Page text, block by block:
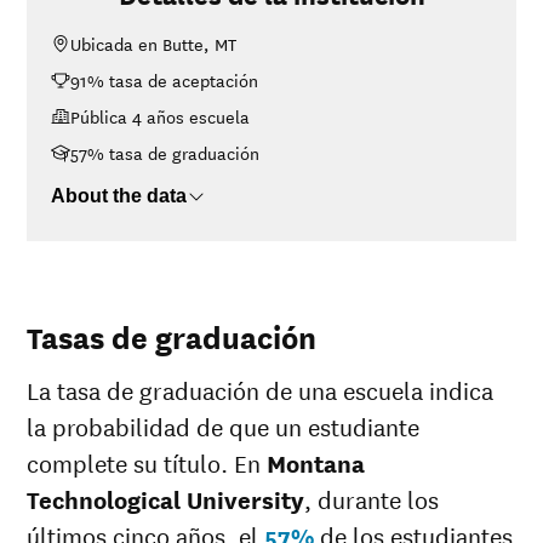
<$30K
$30K-$48K $15,432
$48K-$75K $17,066
$75K-$110K$21,174
>$110K
$22,019
Ubicada en Butte, MT
91% tasa de aceptación
Pública 4 años escuela
57% tasa de graduación
About the data
Tasas de graduación
La tasa de graduación de una escuela indica
la probabilidad de que un estudiante
complete su título. En Montana
Technological University, durante los
últimos cinco años, el 57% de los estudiantes